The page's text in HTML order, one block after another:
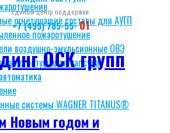
огнетушащие составы для АУГП
пожаротушение
воздушно-эмульсионные ОВЭ
огнетушащая капсула
системы WAGNER TITANUS®
Единый центр поддержки:
+7 (495) 785-55-01
ОСК групп
Новым годом и